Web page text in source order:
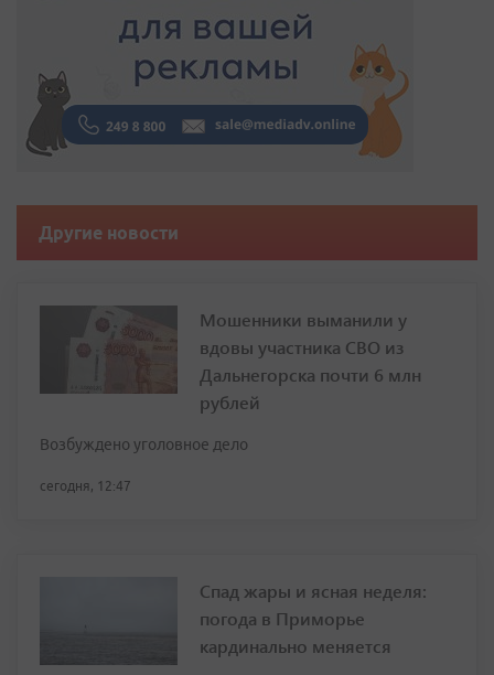
Другие новости
Мошенники выманили у
вдовы участника СВО из
Дальнегорска почти 6 млн
рублей
Возбуждено уголовное дело
сегодня, 12:47
Спад жары и ясная неделя:
погода в Приморье
кардинально меняется